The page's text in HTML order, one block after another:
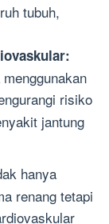
tubuh,
risiko
jantung
hanya
renang tetapi